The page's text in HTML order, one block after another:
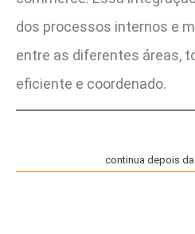
dos processos internos e
entre as diferentes áreas,
eficiente e coordenado.
continua depois